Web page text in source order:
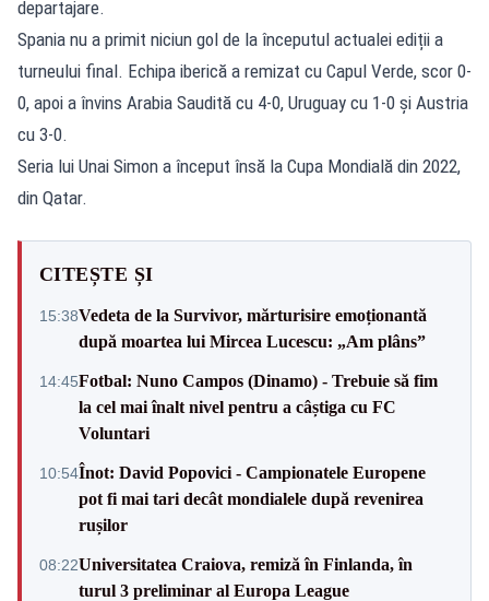
departajare.
Spania nu a primit niciun gol de la începutul actualei ediții a
turneului final. Echipa iberică a remizat cu Capul Verde, scor 0-
0, apoi a învins Arabia Saudită cu 4-0, Uruguay cu 1-0 și Austria
cu 3-0.
Seria lui Unai Simon a început însă la Cupa Mondială din 2022,
din Qatar.
CITEȘTE ȘI
15:38Vedeta de la Survivor, mărturisire emoționantă
după moartea lui Mircea Lucescu: „Am plâns”
14:45Fotbal: Nuno Campos (Dinamo) - Trebuie să fim
la cel mai înalt nivel pentru a câștiga cu FC
Voluntari
10:54Înot: David Popovici - Campionatele Europene
pot fi mai tari decât mondialele după revenirea
rușilor
08:22Universitatea Craiova, remiză în Finlanda, în
turul 3 preliminar al Europa League